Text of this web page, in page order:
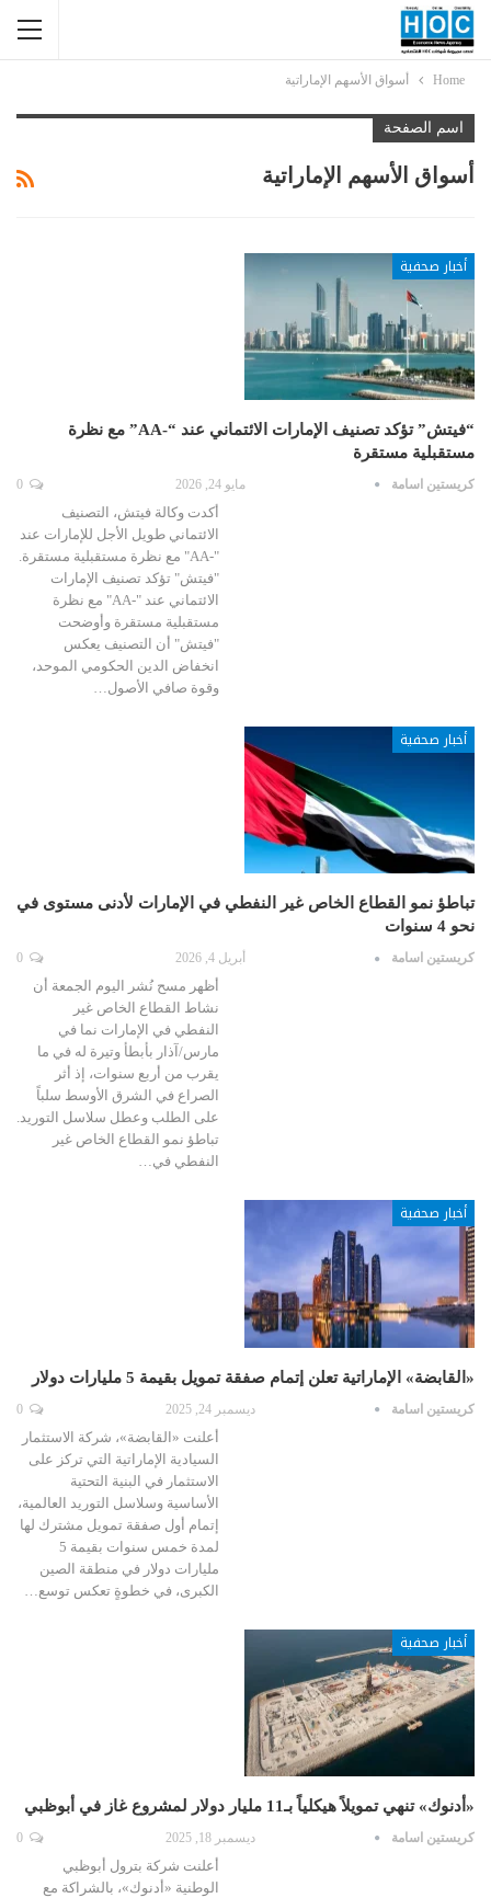
Home أسواق الأسهم الإماراتية
اسم الصفحة
أسواق الأسهم الإماراتية
أخبار صحفية
“فيتش” تؤكد تصنيف الإمارات الائتماني عند “-AA” مع نظرة
مستقبلية مستقرة
كريستين اسامة مايو 24, 2026
أكدت وكالة فيتش، التصنيف
الائتماني طويل الأجل للإمارات عند
"-AA" مع نظرة مستقبلية مستقرة.
"فيتش" تؤكد تصنيف الإمارات
الائتماني عند "-AA" مع نظرة
مستقبلية مستقرة وأوضحت
"فيتش" أن التصنيف يعكس
انخفاض الدين الحكومي الموحد،
وقوة صافي الأصول…
أخبار صحفية
تباطؤ نمو القطاع الخاص غير النفطي في الإمارات لأدنى مستوى في
نحو 4 سنوات
كريستين اسامة أبريل 4, 2026
أظهر مسح نُشر اليوم الجمعة أن
نشاط القطاع الخاص غير
النفطي في الإمارات نما في
مارس/آذار بأبطأ وتيرة له في ما
يقرب من أربع سنوات، إذ أثر
الصراع في الشرق الأوسط سلباً
على الطلب وعطل سلاسل التوريد.
تباطؤ نمو القطاع الخاص غير
النفطي في…
أخبار صحفية
«القابضة» الإماراتية تعلن إتمام صفقة تمويل بقيمة 5 مليارات دولار
كريستين اسامة ديسمبر 24, 2025
أعلنت «القابضة»، شركة الاستثمار
السيادية الإماراتية التي تركز على
الاستثمار في البنية التحتية
الأساسية وسلاسل التوريد العالمية،
إتمام أول صفقة تمويل مشترك لها
لمدة خمس سنوات بقيمة 5
مليارات دولار في منطقة الصين
الكبرى، في خطوةٍ تعكس توسع…
أخبار صحفية
«أدنوك» تنهي تمويلاً هيكلياً بـ11 مليار دولار لمشروع غاز في أبوظبي
كريستين اسامة ديسمبر 18, 2025
أعلنت شركة بترول أبوظبي
الوطنية «أدنوك»، بالشراكة مع